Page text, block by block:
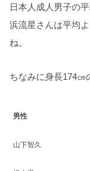
日本人成人男子の
浜流星さんは平均
ね。
ちなみに身長174㎝
男性
山下智久